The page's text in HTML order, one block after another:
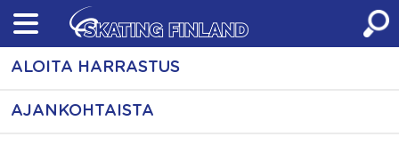
Skip
content
ALOITA HARRASTUS
AJANKOHTAISTA